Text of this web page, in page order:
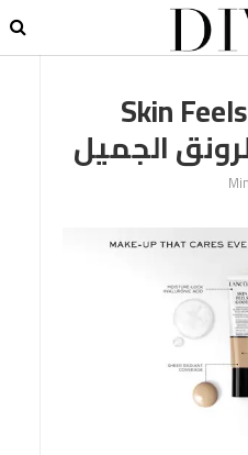
مجمّل البشرة Skin Feels